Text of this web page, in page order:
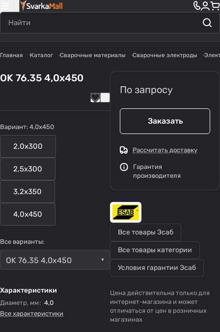
Главная Каталог Сварочные материалы Сварочные электроды
OK 76.35 4,0x450
Вариант: 4,0x450
2,0x300
2,5x300
3,2x350
4,0x450
Все варианты:
OK 76.35 4,0x450
Характеристики
Диаметр, мм : 4,0
Все характеристики
По запросу
Заказать
Рассчитать доставку
Гарантия
производителя
Все товары Эсаб
Все товары категории
Условия гарантии Эсаб
Цена действительна только для
интернет-магазина и может
отличаться от цен в розничных
магазинах